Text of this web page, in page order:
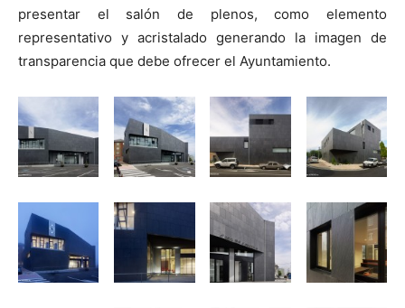
presentar el salón de plenos, como elemento
representativo y acristalado generando la imagen de
transparencia que debe ofrecer el Ayuntamiento.